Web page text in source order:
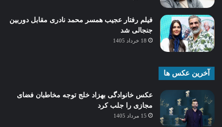
فیلم رفتار عجیب همسر محمد نادری مقابل دوربین
جنجالی شد
18 خرداد 1405
آخرین عکس ها
عکس خانوادگی بهزاد خلج توجه مخاطبان فضای
مجازی را جلب کرد
15 مرداد 1405